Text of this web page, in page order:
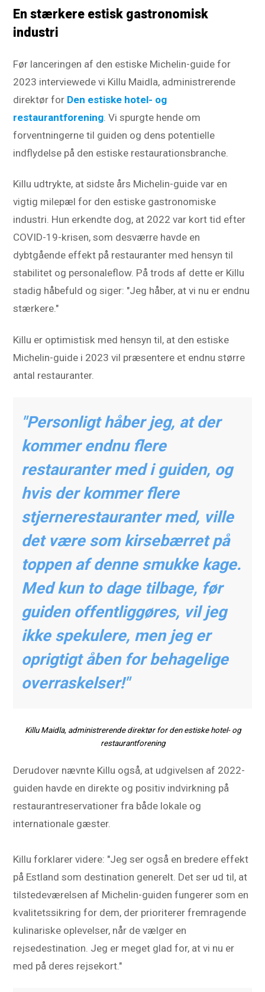
En stærkere estisk gastronomisk
industri
Før lanceringen af den estiske Michelin-guide for
2023 interviewede vi Killu Maidla, administrerende
direktør for Den estiske hotel- og
restaurantforening . Vi spurgte hende om
forventningerne til guiden og dens potentielle
indflydelse på den estiske restaurationsbranche.
Killu udtrykte, at sidste års Michelin-guide var en
vigtig milepæl for den estiske gastronomiske
industri. Hun erkendte dog, at 2022 var kort tid efter
COVID-19-krisen, som desværre havde en
dybtgående effekt på restauranter med hensyn til
stabilitet og personaleflow. På trods af dette er Killu
stadig håbefuld og siger: "Jeg håber, at vi nu er endnu
stærkere."
Killu er optimistisk med hensyn til, at den estiske
Michelin-guide i 2023 vil præsentere et endnu større
antal restauranter.
"Personligt håber jeg, at der
kommer endnu flere
restauranter med i guiden, og
hvis der kommer flere
stjernerestauranter med, ville
det være som kirsebærret på
toppen af denne smukke kage.
Med kun to dage tilbage, før
guiden offentliggøres, vil jeg
ikke spekulere, men jeg er
oprigtigt åben for behagelige
overraskelser!"
Killu Maidla, administrerende direktør for den estiske hotel- og
restaurantforening
Derudover nævnte Killu også, at udgivelsen af 2022-
guiden havde en direkte og positiv indvirkning på
restaurantreservationer fra både lokale og
internationale gæster.
Killu forklarer videre: "Jeg ser også en bredere effekt
på Estland som destination generelt. Det ser ud til, at
tilstedeværelsen af Michelin-guiden fungerer som en
kvalitetssikring for dem, der prioriterer fremragende
kulinariske oplevelser, når de vælger en
rejsedestination. Jeg er meget glad for, at vi nu er
med på deres rejsekort."